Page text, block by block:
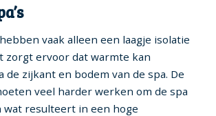
vaak alleen een laagje isolatie
zorgt ervoor dat warmte kan
de zijkant en bodem van de spa. De
veel harder werken om de spa
wat resulteert in een hoge